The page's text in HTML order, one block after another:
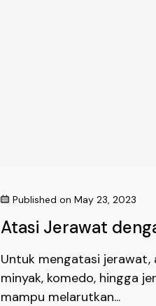
Published on May 23, 2023
Atasi Jerawat
Untuk mengatasi jerawat,
minyak, komedo, hingga
mampu melarutkan...